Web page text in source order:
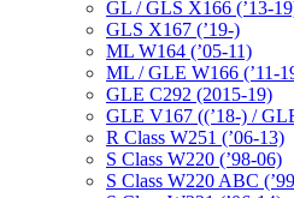
GL / GLS X166 (’13-
GLS X167 (’19-)
ML W164 (’05-11)
ML / GLE W166 (’11-
GLE C292 (2015-19)
GLE V167 ((’18-) /
R Class W251 (’06-13)
S Class W220 (’98-06)
S Class W220 ABC